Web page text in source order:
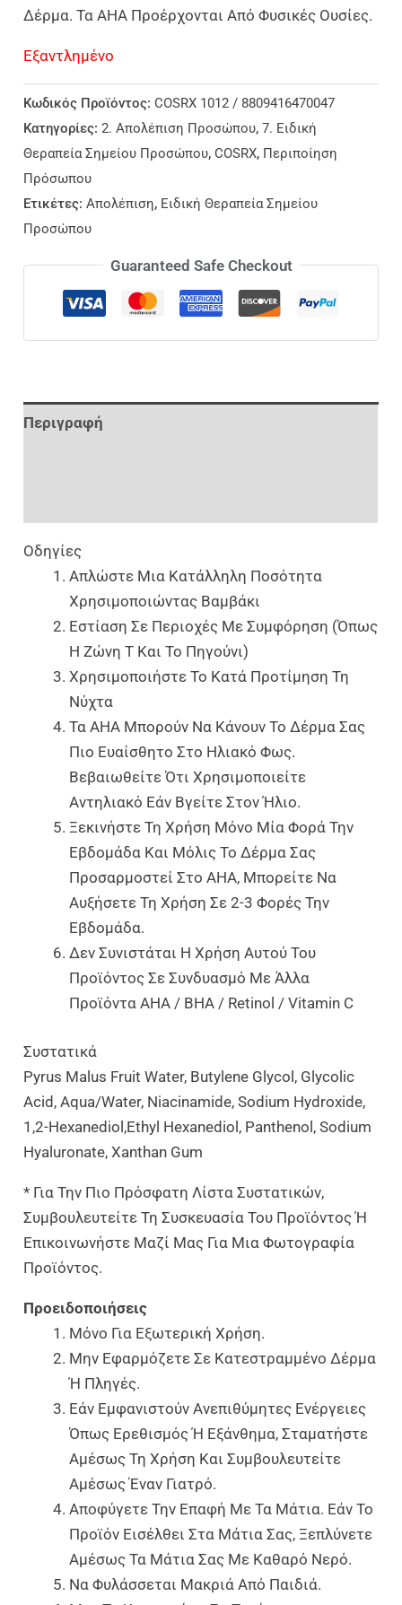
Δέρμα. Τα AHA Προέρχονται Από Φυσικές Ουσίες.
Εξαντλημένο
Κωδικός Προϊόντος:COSRX 1012 / 8809416470047
Κατηγορίες:2. Απολέπιση Προσώπου,7. Ειδική
Θεραπεία Σημείου Προσώπου,COSRX, Περιποίηση
Πρόσωπου
Ετικέτες:Απολέπιση, Ειδική Θεραπεία Σημείου
Προσώπου
Guaranteed Safe Checkout
Περιγραφή
Οδηγίες
Απλώστε Μια Κατάλληλη Ποσότητα
Χρησιμοποιώντας Βαμβάκι
Εστίαση Σε Περιοχές Με Συμφόρηση (όπως
Η Ζώνη T Και Το Πηγούνι)
Χρησιμοποιήστε Το Κατά Προτίμηση Τη
Νύχτα
Τα AHA Μπορούν Να Κάνουν Το Δέρμα Σας
Πιο Ευαίσθητο Στο Ηλιακό Φως.
Βεβαιωθείτε Ότι Χρησιμοποιείτε
Αντηλιακό Εάν Βγείτε Στον Ήλιο.
Ξεκινήστε Τη Χρήση Μόνο Μία Φορά Την
Εβδομάδα Και Μόλις Το Δέρμα Σας
Προσαρμοστεί Στο AHA, Μπορείτε Να
Αυξήσετε Τη Χρήση Σε 2-3 Φορές Την
Εβδομάδα.
Δεν Συνιστάται Η Χρήση Αυτού Του
Προϊόντος Σε Συνδυασμό Με Άλλα
Προϊόντα AHA / BHA / Retinol / Vitamin C
Συστατικά
Pyrus Malus Fruit Water, Butylene Glycol, Glycolic
Acid, Aqua/​Water, Niacinamide, Sodium Hydroxide,
1,2-Hexanediol,Ethyl Hexanediol, Panthenol, Sodium
Hyaluronate, Xanthan Gum
* Για Την Πιο Πρόσφατη Λίστα Συστατικών,
Συμβουλευτείτε Τη Συσκευασία Του Προϊόντος Ή
Επικοινωνήστε Μαζί Μας Για Μια Φωτογραφία
Προϊόντος.
Προειδοποιήσεις
Μόνο Για Εξωτερική Χρήση.
Μην Εφαρμόζετε Σε Κατεστραμμένο Δέρμα
Ή Πληγές.
Εάν Εμφανιστούν Ανεπιθύμητες Ενέργειες
Όπως Ερεθισμός Ή Εξάνθημα, Σταματήστε
Αμέσως Τη Χρήση Και Συμβουλευτείτε
Αμέσως Έναν Γιατρό.
Αποφύγετε Την Επαφή Με Τα Μάτια. Εάν Το
Προϊόν Εισέλθει Στα Μάτια Σας, Ξεπλύνετε
Αμέσως Τα Μάτια Σας Με Καθαρό Νερό.
Να Φυλάσσεται Μακριά Από Παιδιά.